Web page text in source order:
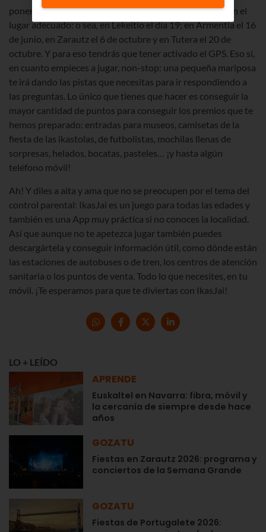
ponerla en marcha ni jugar con ella hasta que no estés en el
lugar adecuado: o sea, en Lekeitio el día 19; en Armentia el 16
de junio, en Zarautz el 6 de octubre y en Tutera el 20 de
octubre. Y para eso tendrás que tener activado el GPS. Eso sí,
en cuanto empieces a jugar, non-stop: una pequeña mariposa
te irá dando las pistas que necesitas para ir respondiendo a
las preguntas. Lo único que tienes que hacer es conseguir la
mayor cantidad de puntos para conseguir los premios que te
hemos preparado: entradas para museos, camisetas de la
fiesta de las ikastolas, de futbolistas, mochilas llenas de
sorpresas, helados, bocatas, pasteles… ¡y hasta algún
teléfono móvil!
Ah! Y diles a aita y ama que no se preocupen por el tema del
control parental: IkasJai es un juego para todas las edades y
también es una App muy práctica si no conoces la localidad.
Así que aunque no te apetezca jugar también puedes
descargártela y conseguir información útil, como dónde están
las estaciones de autobuses o de tren, los centros de atención
sanitaria o los puntos de venta. Todo lo que necesites, en tu
móvil. ¡Te esperamos para que te diviertas con IkasJai!
LO + LEÍDO
APRENDE
Euskaltel en Navarra: fibra, móvil y
la cercanía de siempre desde hace
años
GOZATU
Fiestas en Zarautz 2026: programa y
conciertos de la Semana Grande
GOZATU
Fiestas de Portugalete 2026: